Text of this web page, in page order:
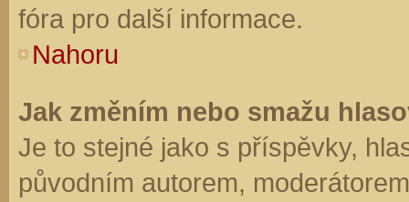
fóra pro další informace.
Nahoru
Jak změním nebo smažu
Je to stejné jako s příspěvky,
původním autorem,